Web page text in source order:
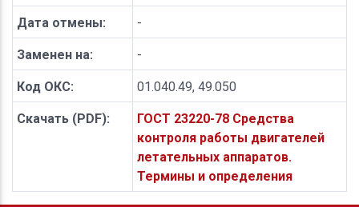
Дата отмены: -
Заменен на: -
Код ОКС: 01.040.49, 49.050
Скачать (PDF):
ГОСТ 23220-78 Средства
контроля работы двигателей
летательных аппаратов.
Термины и определения